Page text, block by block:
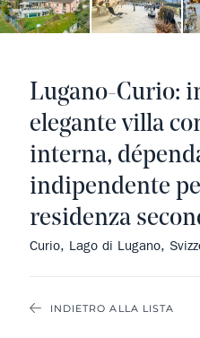
INDIETRO ALLA LISTA
Lugano-Curio:
elegante villa
interna,
indipendente
residenza
Curio, Lago di Lugano,